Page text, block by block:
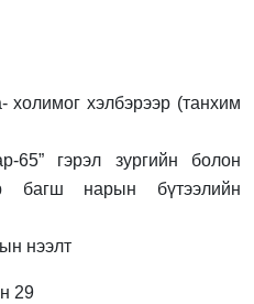
холимог хэлбэрээр (танхим
65” гэрэл зургийн болон
багш нарын бүтээлийн
нээлт
29